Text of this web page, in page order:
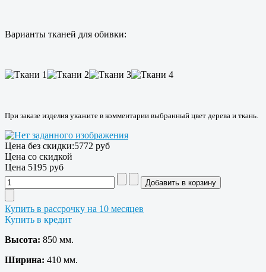
Варианты тканей для обивки:
При заказе изделия укажите в комментарии выбранный цвет дерева и ткань.
Цена без скидки:5772 руб
Цена со скидкой
Цена 5195 руб
Купить в рассрочку на 10 месяцев
Купить в кредит
Высота: 850 мм.
Ширина: 410 мм.